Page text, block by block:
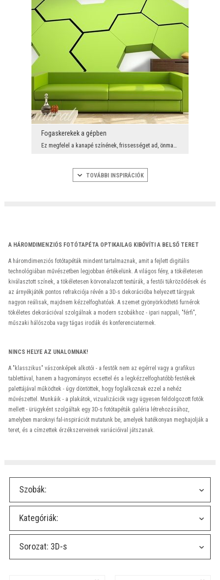
Fogaskerekek a gépben
Ez megfelel a kanapé színének, frissességet ad, önmagára fókuszálja a szemét, aminek köszönhetően...
TOVÁBBI INSPIRÁCIÓK
A HÁROMDIMENZIÓS FOTÓTAPÉTA OPTIKAILAG KIBŐVÍTI A BELSŐ TERET
A háromdimenziós fotótapéták mindent tartalmaznak, amit a fejlett digitális
technológiában művészetben legjobban értékelünk. A világos fény, a tökéletesen
kiválasztott színek, a tökéletesen körvonalazott textúrák, a festői tükröződések és
az árnyékjáték pontos refrakciója révén a 3D-s dekorációba helyezett tárgyak
nagyon reálisak, majdnem kézzelfoghatóak. A szemet gyönyörködtető furnérok
tökéletes dekorációval szolgálnak a modern szobákhoz - ipari nappali, "férfi",
műszaki hálószoba vagy tágas irodák és konferenciatermek.
NINCS HELYE AZ UNALOMNAK!
A "klasszikus" vászonképek alkotói - a festők nem az egérrel vagy a grafikus
tablettával, hanem a hagyományos ecsettel és a legkézzelfoghatóbb festékek
palettájával működtek - úgy döntöttek, hogy foglalkoznak ezzel a nehéz
művészettel. Munkáik - a plakátok, vizualizációk vagy ügyesen feldolgozott fotók
mellett - ürügyként szolgáltak egy 3D-s fotótapéták galéria létrehozásához,
amelyben maroknyi fal-inspirációt mutatunk be, amelyek hatékonyan meghajolják a
teret, és a címzettek érzékszerveinek variációival játszanak.
Szobák:
Kategóriák:
Sorozat: 3D-s